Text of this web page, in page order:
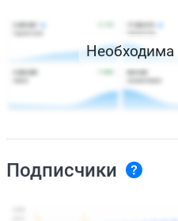
Необходима
Подписчики